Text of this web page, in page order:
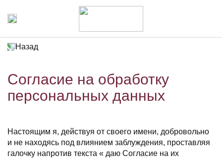
Назад
Согласие на обработку
персональных данных
Настоящим я, действуя от своего имени, добровольно
и не находясь под влиянием заблуждения, проставляя
галочку напротив текста « даю Согласие на их